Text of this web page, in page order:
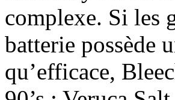
complexe. Si les
batterie possède
qu’efficace,